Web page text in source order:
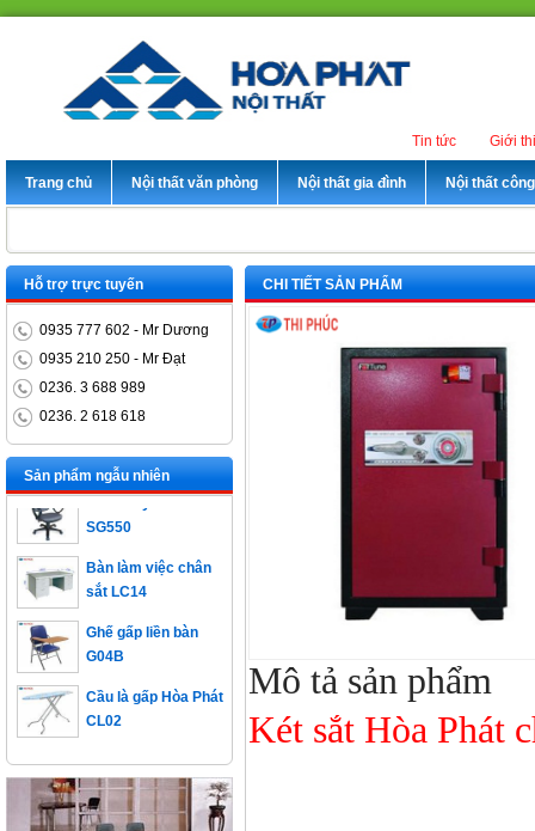
Giới
Tin tức
Trang chủ Nội thất văn phòng Nội thất gia đình Nội thất
CHI TIẾT SẢN PHẨM
Mô tả sản phẩm
Két sắt Hòa Phát
Hỗ trợ trực tuyến
0935 777 602 - Mr Dương
0935 210 250 - Mr Đạt
0236. 3 688 989
0236. 2 618 618
Sản phẩm ngẫu nhiên
Bàn trưởng phòng
ET1400D
Ghế xoay nhân viên
sắt LC14
G04B
CL02